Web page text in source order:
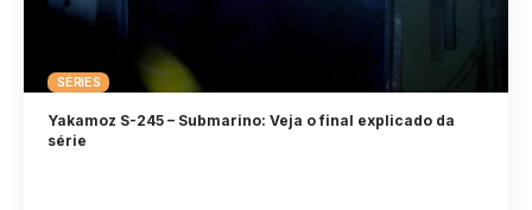
SÉRIES
Yakamoz S-245 – Submarino: Veja o final explicado da
série